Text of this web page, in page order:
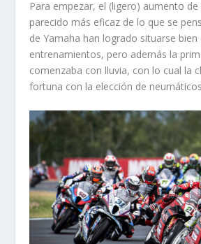
Para empezar, el (ligero) aumento
parecido más eficaz de lo que se
de Yamaha han logrado situarse bien
entrenamientos, pero además la
comenzaba con lluvia, con lo cual la
fortuna con la elección de